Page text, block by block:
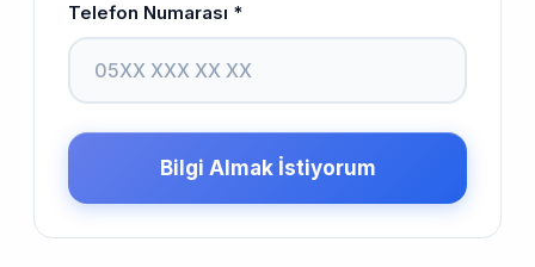
Telefon Numarası *
Bilgi Almak İstiyorum